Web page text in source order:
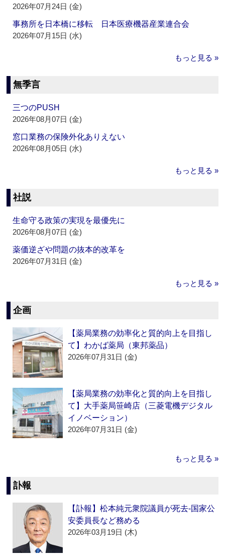
2026年07月24日 (金)
事務所を日本橋に移転 日本医療機器産業連合会
2026年07月15日 (水)
もっと見る »
無季言
三つのPUSH
2026年08月07日 (金)
窓口業務の保険外化ありえない
2026年08月05日 (水)
もっと見る »
社説
生命守る政策の実現を最優先に
2026年08月07日 (金)
薬価逆ざや問題の抜本的改革を
2026年07月31日 (金)
もっと見る »
企画
【薬局業務の効率化と質的向上を目指し
て】わかば薬局（東邦薬品）
2026年07月31日 (金)
【薬局業務の効率化と質的向上を目指し
て】大手薬局笹崎店（三菱電機デジタル
イノベーション）
2026年07月31日 (金)
もっと見る »
訃報
【訃報】松本純元衆院議員が死去‐国家公
安委員長など務める
2026年03月19日 (木)